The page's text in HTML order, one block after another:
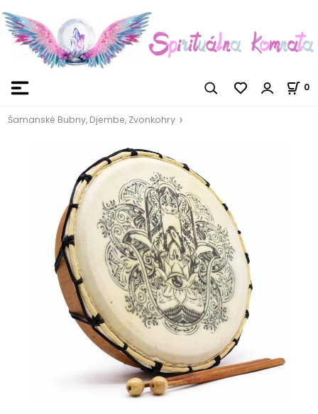
0
Šamanské Bubny, Djembe, Zvonkohry